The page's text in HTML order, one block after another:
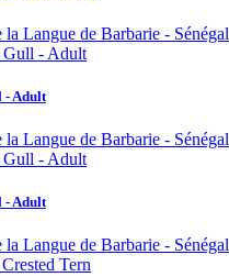
la Langue de Barbarie - Sénégal
- Adult
la Langue de Barbarie - Sénégal
- Adult
la Langue de Barbarie - Sénégal